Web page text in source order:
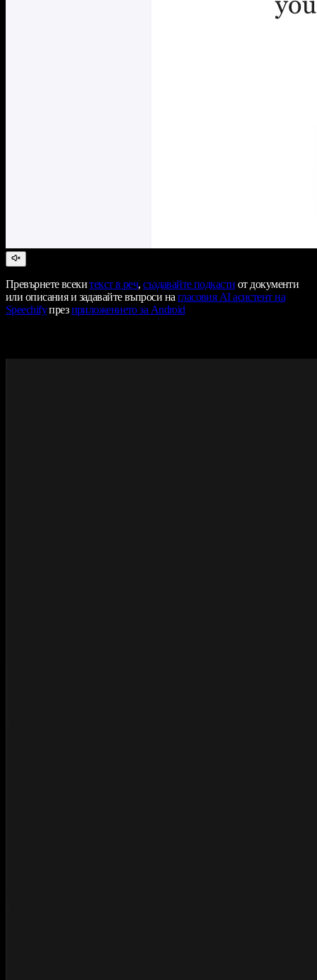
Превърнете всекитекст в реч,създавайте подкасти от документи
или описания и задавайте въпроси нагласовия AI асистент на
Speechifyпрезприложението за Android